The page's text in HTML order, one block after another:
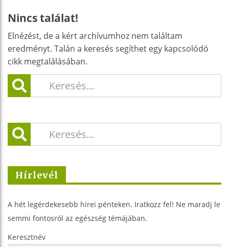
Nincs találat!
Elnézést, de a kért archívumhoz nem találtam
eredményt. Talán a keresés segíthet egy kapcsolódó
cikk megtalálásában.
Hírlevél
A hét legérdekesebb hírei pénteken. Iratkozz fel! Ne maradj le
semmi fontosról az egészség témájában.
Keresztnév